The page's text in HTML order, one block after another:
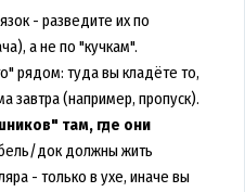
- разведите их по
а не по "кучкам".
рядом: туда вы кладёте то,
завтра (например, пропуск).
там, где они
док должны жить
- только в ухе, иначе вы